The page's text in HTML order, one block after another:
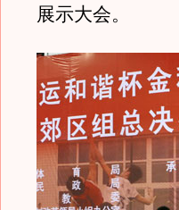
展示大会。